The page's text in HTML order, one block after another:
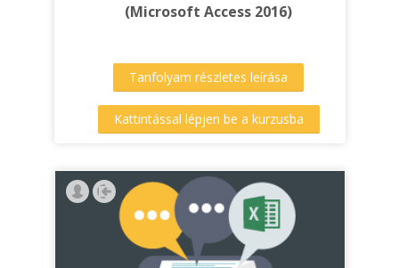
(Microsoft Access 2016)
Tanfolyam részletes leírása
Kattintással lépjen be a kurzusba